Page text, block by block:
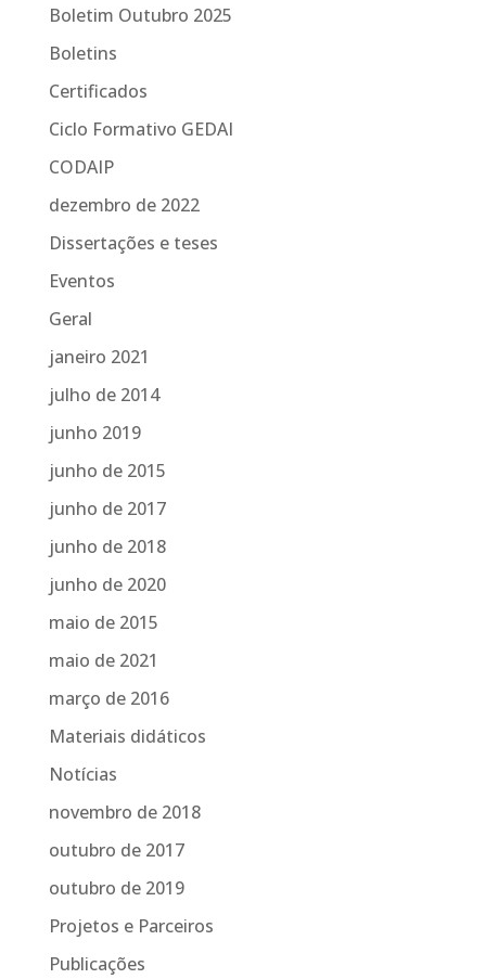
Boletim Outubro 2025
Boletins
Certificados
Ciclo Formativo GEDAI
CODAIP
dezembro de 2022
Dissertações e teses
Eventos
Geral
janeiro 2021
julho de 2014
junho 2019
junho de 2015
junho de 2017
junho de 2018
junho de 2020
maio de 2015
maio de 2021
março de 2016
Materiais didáticos
Notícias
novembro de 2018
outubro de 2017
outubro de 2019
Projetos e Parceiros
Publicações